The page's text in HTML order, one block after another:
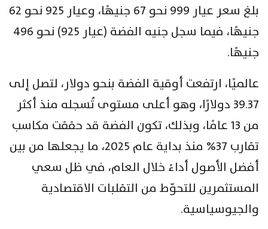
بلغ سعر عيار 999 نحو 67 جنيهًا، وعيار 925 نحو 62
جنيهًا، فيما سجل جنيه الفضة (عيار 925) نحو 496
جنيهًا.
عالميًا، ارتفعت أوقية الفضة بنحو دولار، لتصل إلى
39.37 دولارًا، وهو أعلى مستوى تُسجله منذ أكثر
من 13 عامًا، وبذلك، تكون الفضة قد حققت مكاسب
تقارب 37% منذ بداية عام 2025، ما يجعلها من بين
أفضل الأصول أداءً خلال العام، في ظل سعي
المستثمرين للتحوّط من التقلبات الاقتصادية
والجيوسياسية.